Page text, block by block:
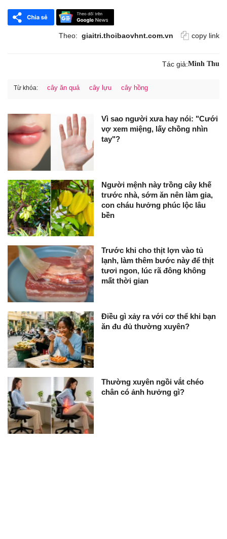
Theo: giaitri.thoibaovhnt.com.vn copy link
Tác giả:Minh Thu
Từ khóa: cây ăn quả cây lựu cây hồng
Vì sao người xưa hay nói: "Cưới
vợ xem miệng, lấy chồng nhìn
tay"?
Người mệnh này trồng cây khế
trước nhà, sớm ăn nên làm gia,
con cháu hưởng phúc lộc lâu
bền
Trước khi cho thịt lợn vào tủ
lạnh, làm thêm bước này để thịt
tươi ngon, lúc rã đông không
mất thời gian
Điều gì xảy ra với cơ thể khi bạn
ăn đu đủ thường xuyên?
Thường xuyên ngồi vắt chéo
chân có ảnh hưởng gì?